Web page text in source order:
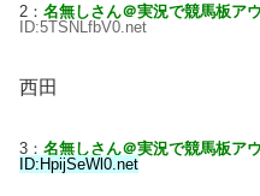
2： 名無しさん＠実況で競馬板ア
ID:5TSNLfbV0.net
西田
3： 名無しさん＠実況で競馬板ア
ID:HpijSeWl0.net